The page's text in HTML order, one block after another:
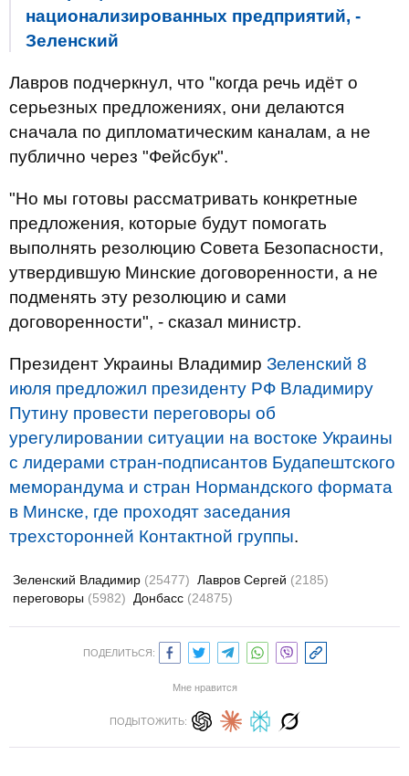
национализированных предприятий, -
Зеленский
Лавров подчеркнул, что "когда речь идёт о
серьезных предложениях, они делаются
сначала по дипломатическим каналам, а не
публично через "Фейсбук".
"Но мы готовы рассматривать конкретные
предложения, которые будут помогать
выполнять резолюцию Совета Безопасности,
утвердившую Минские договоренности, а не
подменять эту резолюцию и сами
договоренности", - сказал министр.
Президент Украины Владимир Зеленский 8
июля предложил президенту РФ Владимиру
Путину провести переговоры об
урегулировании ситуации на востоке Украины
с лидерами стран-подписантов Будапештского
меморандума и стран Нормандского формата
в Минске, где проходят заседания
трехсторонней Контактной группы.
Зеленский Владимир (25477) Лавров Сергей (2185)
переговоры (5982) Донбасс (24875)
ПОДЕЛИТЬСЯ:
Мне нравится
ПОДЫТОЖИТЬ: